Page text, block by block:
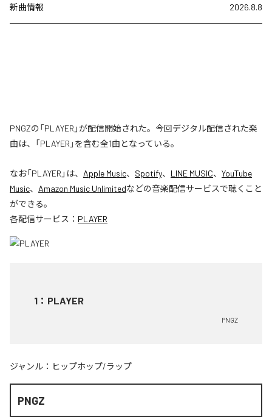
新曲情報 2026.8.8
PNGZの「PLAYER」が配信開始された。今回デジタル配信された楽
曲は、「PLAYER」を含む全1曲となっている。
なお「PLAYER 」は、 Apple Music、 Spotify、 LINE MUSIC、 YouTube
Music、 Amazon Music Unlimitedなどの音楽配信サービスで聴くこと
ができる。
各配信サービス： PLAYER
1 ： PLAYER
PNGZ
ジャンル： ヒップホップ/ラップ
PNGZ